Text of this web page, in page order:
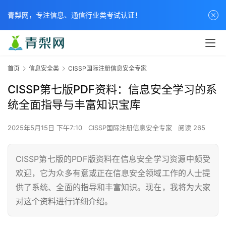
首页 信息安全类 CISSP国际注册信息安全专家
CISSP第七版PDF资料：信息安全学习的系
统全面指导与丰富知识宝库
2025年5月15日 下午7:10 CISSP国际注册信息安全专家 阅读 265
CISSP第七版的PDF版资料在信息安全学习资源中颇受
欢迎，它为众多有意或正在信息安全领域工作的人士提
供了系统、全面的指导和丰富知识。现在，我将为大家
对这个资料进行详细介绍。
青梨网，专注信息、通信行业类考试认证！